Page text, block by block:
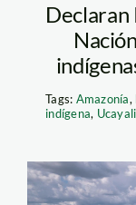
Declaran
Tags: Amazonía,
indígena, Ucayali